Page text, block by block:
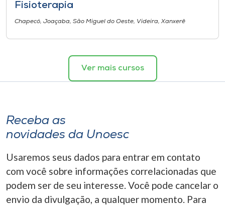
Fisioterapia
Chapecó, Joaçaba, São Miguel do Oeste, Videira, Xanxerê
Ver mais cursos
Receba as
novidades da Unoesc
Usaremos seus dados para entrar em contato
com você sobre informações correlacionadas que
podem ser de seu interesse. Você pode cancelar o
envio da divulgação, a qualquer momento. Para